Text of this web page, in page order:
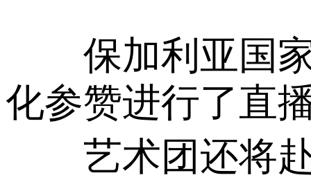
保加利亚国家
化参赞进行了直
艺术团还将赴